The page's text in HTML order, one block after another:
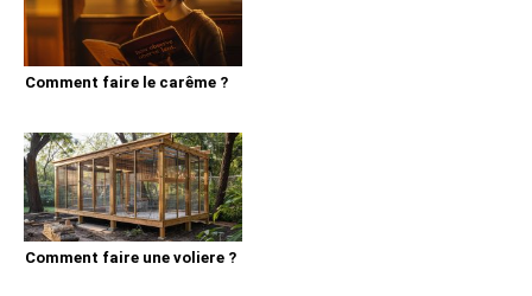
Comment faire le carême ?
Comment faire une voliere ?